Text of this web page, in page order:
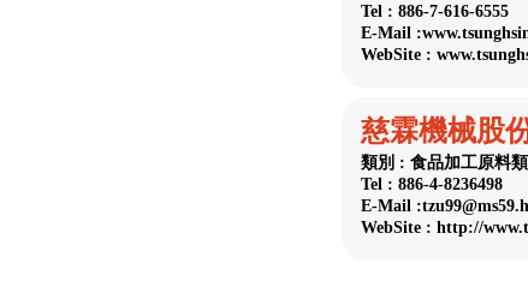
Tel : 886-7-616-6555
E-Mail
WebSite :
慈霖機械股
類別 : 食品加工原料
Tel : 886-4-8236498
E-Mail
WebSite : http://